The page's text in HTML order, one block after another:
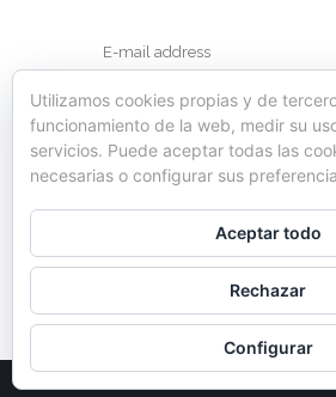
Save my name, email, and
browser for the next time I
Utilizamos cookies propias y de
funcionamiento de la web, medir su
servicios. Puede aceptar todas las
necesarias o configurar sus
Aceptar todo
Rechazar
Configurar